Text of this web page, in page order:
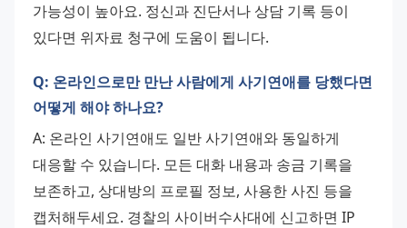
가능성이 높아요. 정신과 진단서나 상담 기록 등이
있다면 위자료 청구에 도움이 됩니다.
Q: 온라인으로만 만난 사람에게 사기연애를 당했다면
어떻게 해야 하나요?
A: 온라인 사기연애도 일반 사기연애와 동일하게
대응할 수 있습니다. 모든 대화 내용과 송금 기록을
보존하고, 상대방의 프로필 정보, 사용한 사진 등을
캡처해두세요. 경찰의 사이버수사대에 신고하면 IP